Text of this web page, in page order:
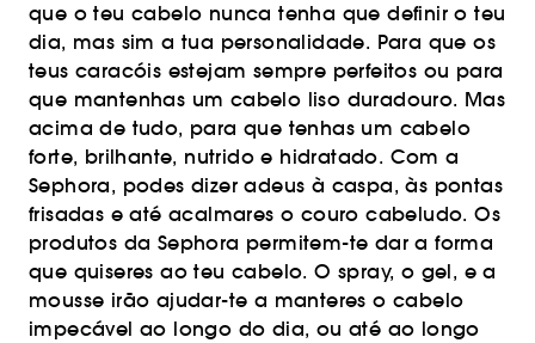
que o teu cabelo nunca tenha que definir o teu
dia, mas sim a tua personalidade. Para que os
teus caracóis estejam sempre perfeitos ou para
que mantenhas um cabelo liso duradouro. Mas
acima de tudo, para que tenhas um cabelo
forte, brilhante, nutrido e hidratado. Com a
Sephora, podes dizer adeus à caspa, às pontas
frisadas e até acalmares o couro cabeludo. Os
produtos da Sephora permitem-te dar a forma
que quiseres ao teu cabelo. O spray, o gel, e a
mousse irão ajudar-te a manteres o cabelo
impecável ao longo do dia, ou até ao longo